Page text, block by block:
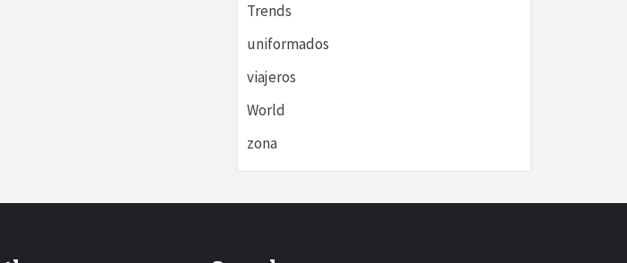
Trends
uniformados
viajeros
World
zona